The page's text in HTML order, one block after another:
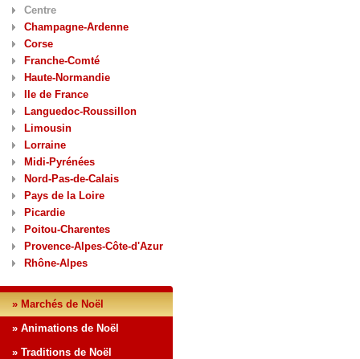
Centre
Champagne-Ardenne
Corse
Franche-Comté
Haute-Normandie
Ile de France
Languedoc-Roussillon
Limousin
Lorraine
Midi-Pyrénées
Nord-Pas-de-Calais
Pays de la Loire
Picardie
Poitou-Charentes
Provence-Alpes-Côte-d'Azur
Rhône-Alpes
» Marchés de Noël
» Animations de Noël
» Traditions de Noël